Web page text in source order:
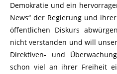
Demokratie und ein
News“ der Regierung und
öffentlichen Diskurs
nicht verstanden und will
Direktiven- und
schon viel an ihrer Freiheit